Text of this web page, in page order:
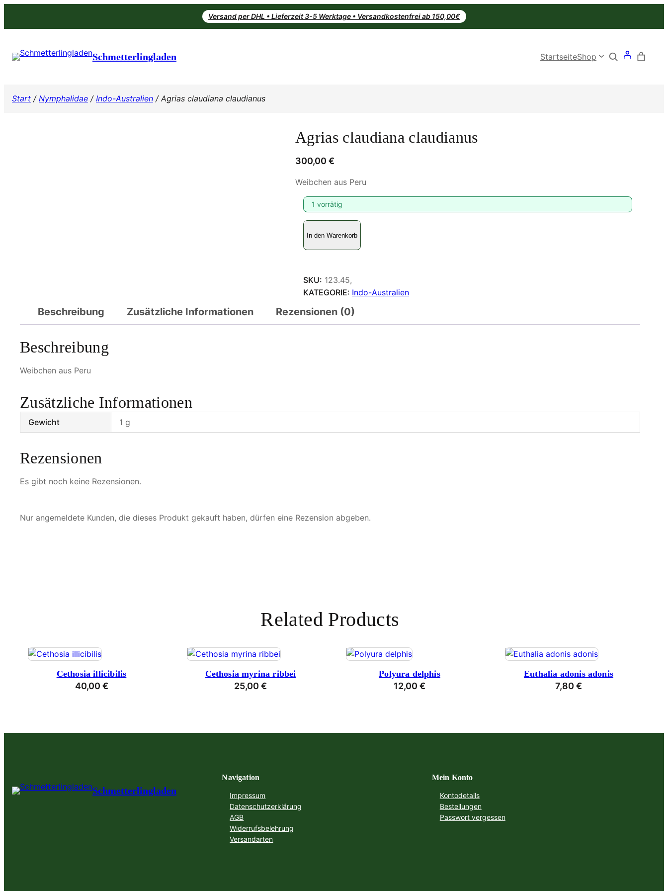
Versand per DHL • Lieferzeit 3-5 Werktage • Versandkostenfrei ab 150,00€
Schmetterlingladen StartseiteShop Search
Start / Nymphalidae / Indo-Australien / Agrias claudiana claudianus
Agrias claudiana claudianus
300,00 €
Weibchen aus Peru
1 vorrätig
A
g
r
a
s
l
a
c
In den Warenkorb
SKU: 123.45,
KATEGORIE: Indo-Australien
Beschreibung Zusätzliche Informationen Rezensionen (0)
Beschreibung
Weibchen aus Peru
Zusätzliche Informationen
Gewicht 1 g
Rezensionen
Es gibt noch keine Rezensionen.
Nur angemeldete Kunden, die dieses Produkt gekauft haben, dürfen eine Rezension abgeben.
Related Products
Cethosia illicibilis
40,00 €
Cethosia myrina ribbei
25,00 €
Polyura delphis
12,00 €
Euthalia adonis adonis
7,80 €
Schmetterlingladen
Navigation
Impressum
Datenschutzerklärung
AGB
Widerrufsbelehrung
Versandarten
Mein Konto
Kontodetails
Bestellungen
Passwort vergessen